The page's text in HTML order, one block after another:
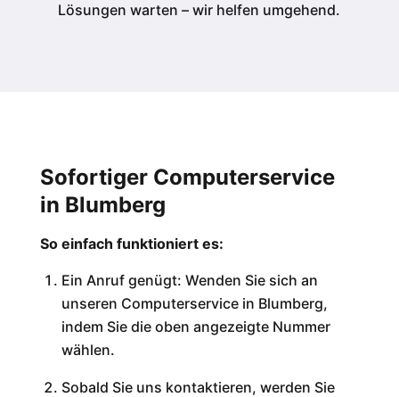
Lösungen warten – wir helfen umgehend.
Sofortiger Computerservice
in Blumberg
So einfach funktioniert es:
Ein Anruf genügt: Wenden Sie sich an
unseren Computerservice in Blumberg,
indem Sie die oben angezeigte Nummer
wählen.
Sobald Sie uns kontaktieren, werden Sie